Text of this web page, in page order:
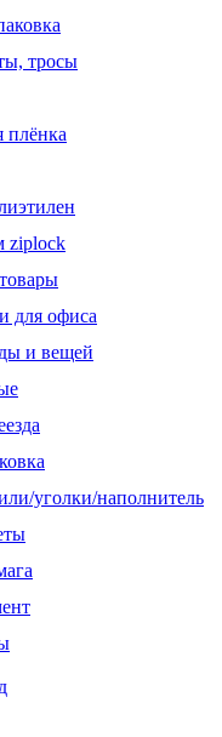
тросы
плёнка
ziplock
для офиса
и вещей
уголки/наполнитель